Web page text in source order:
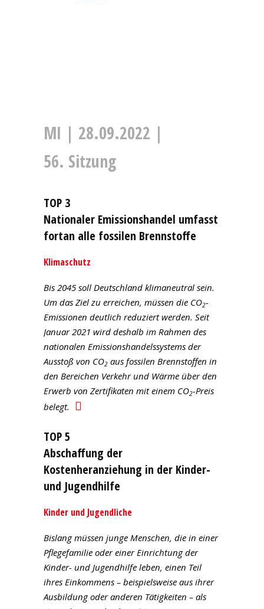
MI | 28.09.2022 |
56. Sitzung
TOP 3
Nationaler Emissionshandel umfasst
fortan alle fossilen Brennstoffe
Klimaschutz
Bis 2045 soll Deutschland klimaneutral sein.
Um das Ziel zu erreichen, müssen die CO2-
Emissionen deutlich reduziert werden. Seit
Januar 2021 wird deshalb im Rahmen des
nationalen Emissionshandelssystems der
Ausstoß von CO2 aus fossilen Brennstoffen in
den Bereichen Verkehr und Wärme über den
Erwerb von Zertifikaten mit einem CO2-Preis
belegt.
TOP 5
Abschaffung der
Kostenheranziehung in der Kinder-
und Jugendhilfe
Kinder und Jugendliche
Bislang müssen junge Menschen, die in einer
Pflegefamilie oder einer Einrichtung der
Kinder- und Jugendhilfe leben, einen Teil
ihres Einkommens – beispielsweise aus ihrer
Ausbildung oder anderen Tätigkeiten – als